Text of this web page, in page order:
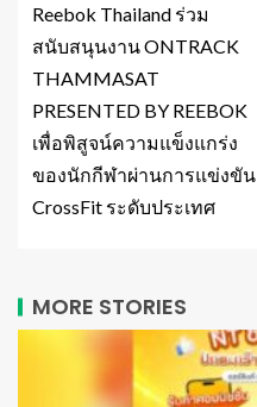
Reebok Thailand ร่วม
สนับสนุนงาน ONTRACK
THAMMASAT
PRESENTED BY REEBOK
เพื่อพิสูจน์ความแข็งแกร่ง
ของนักกีฬาผ่านการแข่งขัน
CrossFit ระดับประเทศ
MORE STORIES